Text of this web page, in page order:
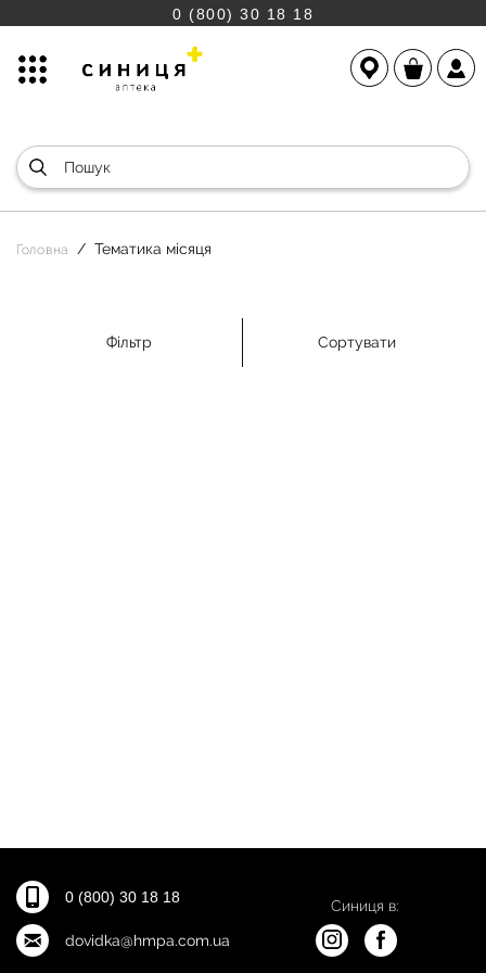
0 (800) 30 18 18
Головна Тематика місяця
Фільтр Сортувати
0 (800) 30 18 18
dovidka@hmpa.com.ua
Синиця в: